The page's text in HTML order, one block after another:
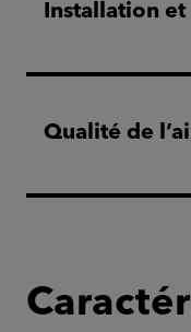
Installation et
Qualité de